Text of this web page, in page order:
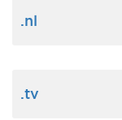
.nl
.tv